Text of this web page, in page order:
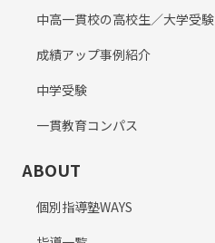
中高一貫校の高校生／大学受験
成績アップ事例紹介
中学受験
一貫教育コンパス
ABOUT
個別指導塾WAYS